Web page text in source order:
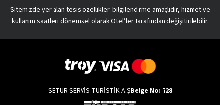
Sitemizde yer alan tesis özellikleri bilgilendirme amaçlıdır, hizmet ve
kullanım saatleri dönemsel olarak Otel’ler tarafından değişitirilebilir.
SETUR SERVİS TURİSTİK A.ŞBelge No: 728